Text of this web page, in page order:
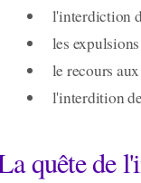
l'interdiction
les
le recours
l'interdition
quête de